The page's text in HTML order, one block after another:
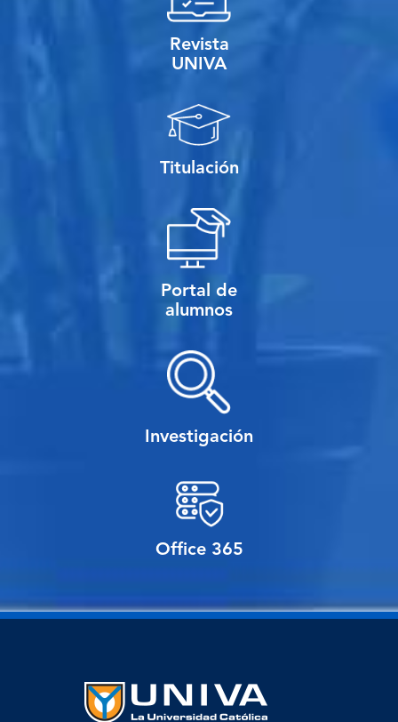
Revista
UNIVA
Titulación
Portal de
alumnos
Investigación
Office 365